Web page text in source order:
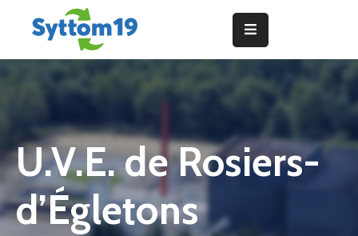
Actualités
Syttom
19
Consignes
de
tri
U.V.E. de Rosiers-
d’Égletons